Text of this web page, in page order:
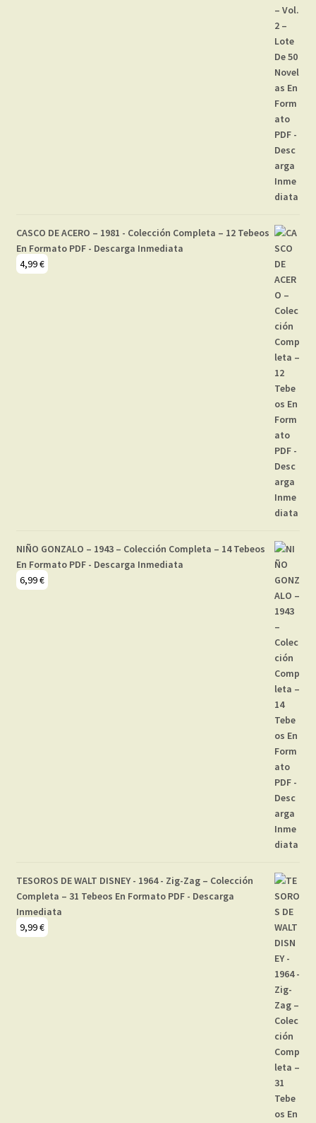
CASCO DE ACERO – 1981 - Colección Completa – 12 Tebeos
En Formato PDF - Descarga Inmediata
4,99€
NIÑO GONZALO – 1943 – Colección Completa – 14 Tebeos
En Formato PDF - Descarga Inmediata
6,99€
TESOROS DE WALT DISNEY - 1964 - Zig-Zag – Colección
Completa – 31 Tebeos En Formato PDF - Descarga
Inmediata
9,99€